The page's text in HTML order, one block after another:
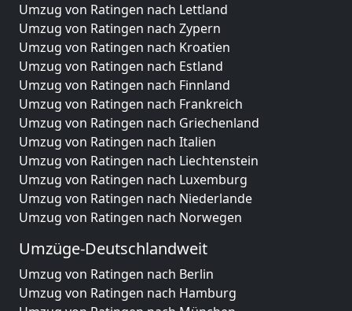
Umzug von Ratingen nach Lettland
Umzug von Ratingen nach Zypern
Umzug von Ratingen nach Kroatien
Umzug von Ratingen nach Estland
Umzug von Ratingen nach Finnland
Umzug von Ratingen nach Frankreich
Umzug von Ratingen nach Griechenland
Umzug von Ratingen nach Italien
Umzug von Ratingen nach Liechtenstein
Umzug von Ratingen nach Luxemburg
Umzug von Ratingen nach Niederlande
Umzug von Ratingen nach Norwegen
Umzüge-Deutschlandweit
Umzug von Ratingen nach Berlin
Umzug von Ratingen nach Hamburg